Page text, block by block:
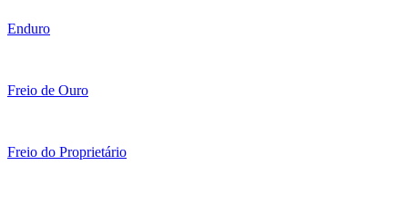
Enduro
Freio de Ouro
Freio do Proprietário